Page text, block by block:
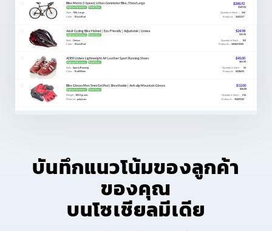
บันทึกแนวโน้มของลูกค้า
ของคุณ
บนโซเชียลมีเดีย